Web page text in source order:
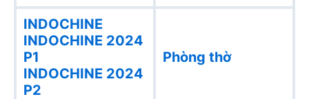
INDOCHINE
INDOCHINE 2024
P1
INDOCHINE 2024
P2
Phòng thờ